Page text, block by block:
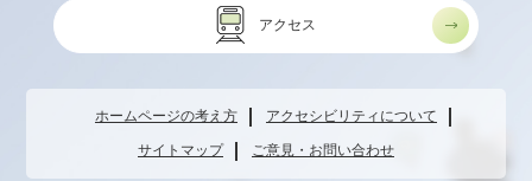
アクセス
ホームページの考え方 アクセシビリティについて
サイトマップ ご意見・お問い合わせ